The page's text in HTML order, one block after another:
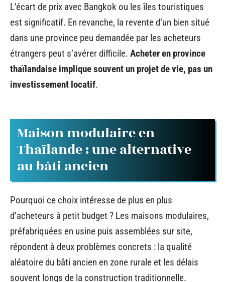
L’écart de prix avec Bangkok ou les îles touristiques
est significatif. En revanche, la revente d’un bien situé
dans une province peu demandée par les acheteurs
étrangers peut s’avérer difficile. Acheter en province
thaïlandaise implique souvent un projet de vie, pas un
investissement locatif.
Maison modulaire en
Thaïlande : une alternative
au bâti ancien
Pourquoi ce choix intéresse de plus en plus
d’acheteurs à petit budget ? Les maisons modulaires,
préfabriquées en usine puis assemblées sur site,
répondent à deux problèmes concrets : la qualité
aléatoire du bâti ancien en zone rurale et les délais
souvent longs de la construction traditionnelle.